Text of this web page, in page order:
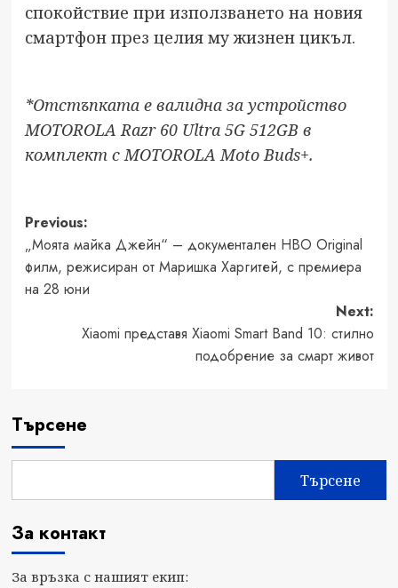
спокойствие при използването на новия
смартфон през целия му жизнен цикъл.
*Отстъпката е валидна за устройство
MOTOROLA Razr 60 Ultra 5G 512GB в
комплект с MOTOROLA Moto Buds+.
Post
navigation
Previous:
„Моята майка Джейн“ – документален HBO Original
филм, режисиран от Маришка Харгитей, с премиера
на 28 юни
Next:
Xiaomi представя Xiaomi Smart Band 10: стилно
подобрение за смарт живот
Търсене
Търсене
За контакт
За връзка с нашият екип: